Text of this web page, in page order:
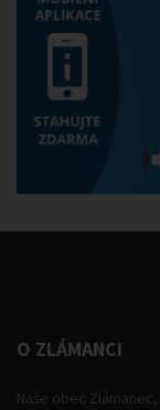
O ZLÁMANCI
Naše obec